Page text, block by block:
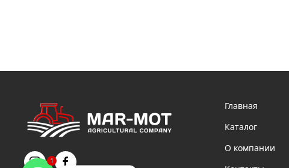
Главная
Каталог
О компании
1